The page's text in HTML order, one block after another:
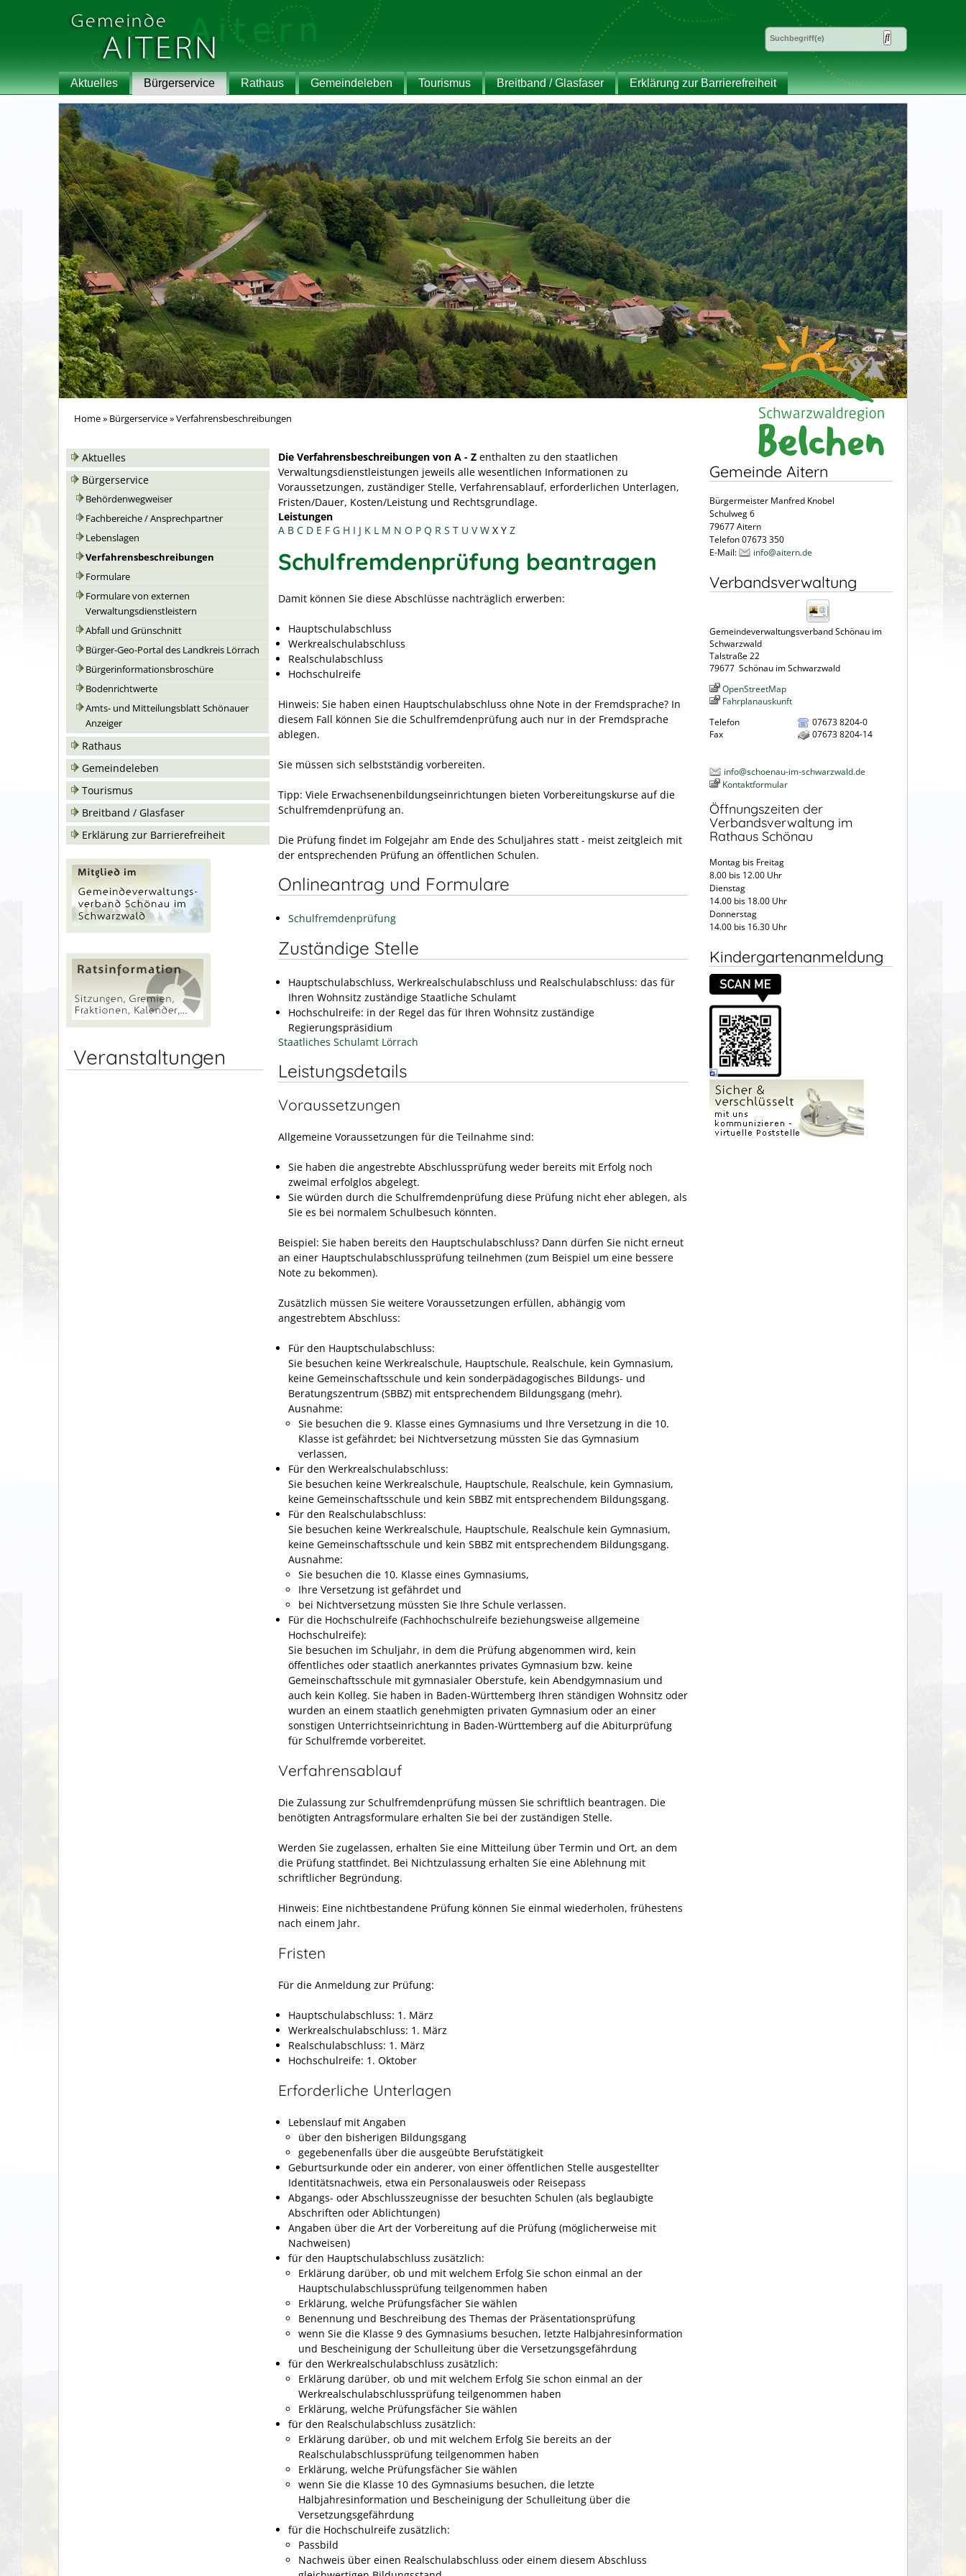
Aktuelles Bürgerservice Rathaus Gemeindeleben Tourismus Breitband / Glasfaser Erklärung zur Barrierefreiheit
Home» Bürgerservice»Verfahrensbeschreibungen
Aktuelles
Bürgerservice
Behördenwegweiser
Fachbereiche / Ansprechpartner
Lebenslagen
Verfahrensbeschreibungen
Formulare
Formulare von externen
Verwaltungsdienstleistern
Abfall und Grünschnitt
Bürger-Geo-Portal des Landkreis Lörrach
Bürgerinformationsbroschüre
Bodenrichtwerte
Amts- und Mitteilungsblatt Schönauer
Anzeiger
Rathaus
Gemeindeleben
Tourismus
Breitband / Glasfaser
Erklärung zur Barrierefreiheit
Veranstaltungen
Die Verfahrensbeschreibungen von A - Z enthalten zu den staatlichen
Verwaltungsdienstleistungen jeweils alle wesentlichen Informationen zu
Voraussetzungen, zuständiger Stelle, Verfahrensablauf, erforderlichen Unterlagen,
Fristen/Dauer, Kosten/Leistung und Rechtsgrundlage.
Leistungen
A B C D E F G H I J K L M N O P Q R S T U V W X Y Z
Schulfremdenprüfung beantragen
Damit können Sie diese Abschlüsse nachträglich erwerben:
Hauptschulabschluss
Werkrealschulabschluss
Realschulabschluss
Hochschulreife
Hinweis: Sie haben einen Hauptschulabschluss ohne Note in der Fremdsprache? In
diesem Fall können Sie die Schulfremdenprüfung auch nur in der Fremdsprache
ablegen.
Sie müssen sich selbstständig vorbereiten.
Tipp: Viele Erwachsenenbildungseinrichtungen bieten Vorbereitungskurse auf die
Schulfremdenprüfung an.
Die Prüfung findet im Folgejahr am Ende des Schuljahres statt - meist zeitgleich mit
der entsprechenden Prüfung an öffentlichen Schulen.
Onlineantrag und Formulare
Schulfremdenprüfung
Zuständige Stelle
Hauptschulabschluss, Werkrealschulabschluss und Realschulabschluss: das für
Ihren Wohnsitz zuständige Staatliche Schulamt
Hochschulreife: in der Regel das für Ihren Wohnsitz zuständige
Regierungspräsidium
Staatliches Schulamt Lörrach
Leistungsdetails
Voraussetzungen
Allgemeine Voraussetzungen für die Teilnahme sind:
Sie haben die angestrebte Abschlussprüfung weder bereits mit Erfolg noch
zweimal erfolglos abgelegt.
Sie würden durch die Schulfremdenprüfung diese Prüfung nicht eher ablegen, als
Sie es bei normalem Schulbesuch könnten.
Beispiel: Sie haben bereits den Hauptschulabschluss? Dann dürfen Sie nicht erneut
an einer Hauptschulabschlussprüfung teilnehmen (zum Beispiel um eine bessere
Note zu bekommen).
Zusätzlich müssen Sie weitere Voraussetzungen erfüllen, abhängig vom
angestrebtem Abschluss:
Für den Hauptschulabschluss:
Sie besuchen keine Werkrealschule, Hauptschule, Realschule, kein Gymnasium,
keine Gemeinschaftsschule und kein sonderpädagogisches Bildungs- und
Beratungszentrum (SBBZ) mit entsprechendem Bildungsgang (mehr).
Ausnahme:
Sie besuchen die 9. Klasse eines Gymnasiums und Ihre Versetzung in die 10.
Klasse ist gefährdet; bei Nichtversetzung müssten Sie das Gymnasium
verlassen,
Für den Werkrealschulabschluss:
Sie besuchen keine Werkrealschule, Hauptschule, Realschule, kein Gymnasium,
keine Gemeinschaftsschule und kein SBBZ mit entsprechendem Bildungsgang.
Für den Realschulabschluss:
Sie besuchen keine Werkrealschule, Hauptschule, Realschule kein Gymnasium,
keine Gemeinschaftsschule und kein SBBZ mit entsprechendem Bildungsgang.
Ausnahme:
Sie besuchen die 10. Klasse eines Gymnasiums,
Ihre Versetzung ist gefährdet und
bei Nichtversetzung müssten Sie Ihre Schule verlassen.
Für die Hochschulreife (Fachhochschulreife beziehungsweise allgemeine
Hochschulreife):
Sie besuchen im Schuljahr, in dem die Prüfung abgenommen wird, kein
öffentliches oder staatlich anerkanntes privates Gymnasium bzw. keine
Gemeinschaftsschule mit gymnasialer Oberstufe, kein Abendgymnasium und
auch kein Kolleg. Sie haben in Baden-Württemberg Ihren ständigen Wohnsitz oder
wurden an einem staatlich genehmigten privaten Gymnasium oder an einer
sonstigen Unterrichtseinrichtung in Baden-Württemberg auf die Abiturprüfung
für Schulfremde vorbereitet.
Verfahrensablauf
Die Zulassung zur Schulfremdenprüfung müssen Sie schriftlich beantragen. Die
benötigten Antragsformulare erhalten Sie bei der zuständigen Stelle.
Werden Sie zugelassen, erhalten Sie eine Mitteilung über Termin und Ort, an dem
die Prüfung stattfindet. Bei Nichtzulassung erhalten Sie eine Ablehnung mit
schriftlicher Begründung.
Hinweis: Eine nichtbestandene Prüfung können Sie einmal wiederholen, frühestens
nach einem Jahr.
Fristen
Für die Anmeldung zur Prüfung:
Hauptschulabschluss: 1. März
Werkrealschulabschluss: 1. März
Realschulabschluss: 1. März
Hochschulreife: 1. Oktober
Erforderliche Unterlagen
Lebenslauf mit Angaben
über den bisherigen Bildungsgang
gegebenenfalls über die ausgeübte Berufstätigkeit
Geburtsurkunde oder ein anderer, von einer öffentlichen Stelle ausgestellter
Identitätsnachweis, etwa ein Personalausweis oder Reisepass
Abgangs- oder Abschlusszeugnisse der besuchten Schulen (als beglaubigte
Abschriften oder Ablichtungen)
Angaben über die Art der Vorbereitung auf die Prüfung (möglicherweise mit
Nachweisen)
für den Hauptschulabschluss zusätzlich:
Erklärung darüber, ob und mit welchem Erfolg Sie schon einmal an der
Hauptschulabschlussprüfung teilgenommen haben
Erklärung, welche Prüfungsfächer Sie wählen
Benennung und Beschreibung des Themas der Präsentationsprüfung
wenn Sie die Klasse 9 des Gymnasiums besuchen, letzte Halbjahresinformation
und Bescheinigung der Schulleitung über die Versetzungsgefährdung
für den Werkrealschulabschluss zusätzlich:
Erklärung darüber, ob und mit welchem Erfolg Sie schon einmal an der
Werkrealschulabschlussprüfung teilgenommen haben
Erklärung, welche Prüfungsfächer Sie wählen
für den Realschulabschluss zusätzlich:
Erklärung darüber, ob und mit welchem Erfolg Sie bereits an der
Realschulabschlussprüfung teilgenommen haben
Erklärung, welche Prüfungsfächer Sie wählen
wenn Sie die Klasse 10 des Gymnasiums besuchen, die letzte
Halbjahresinformation und Bescheinigung der Schulleitung über die
Versetzungsgefährdung
für die Hochschulreife zusätzlich:
Passbild
Nachweis über einen Realschulabschluss oder einem diesem Abschluss
Gemeinde Aitern
Bürgermeister Manfred Knobel
Schulweg 6
79677 Aitern
Telefon 07673 350
E-Mail:
info@aitern.de
Verbandsverwaltung
Gemeindeverwaltungsverband Schönau im
Schwarzwald
Talstraße 22
79677 Schönau im Schwarzwald
OpenStreetMap
Fahrplanauskunft
Telefon
07673 8204-0
Fax
07673 8204-14
info@schoenau-im-schwarzwald.de
Kontaktformular
Öffnungszeiten der
Verbandsverwaltung im
Rathaus Schönau
Montag bis Freitag
8.00 bis 12.00 Uhr
Dienstag
14.00 bis 18.00 Uhr
Donnerstag
14.00 bis 16.30 Uhr
Kindergartenanmeldung